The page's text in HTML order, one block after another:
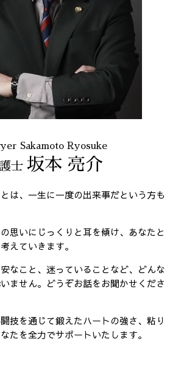
Sakamoto Ryosuke
士 坂本 亮介
は、一生に一度の出来事だという方も
思いにじっくりと耳を傾け、あなたと
えていきます。
なこと、迷っていることなど、どんな
ません。どうぞお話をお聞かせくださ
技を通じて鍛えたハートの強さ、粘り
たを全力でサポートいたします。